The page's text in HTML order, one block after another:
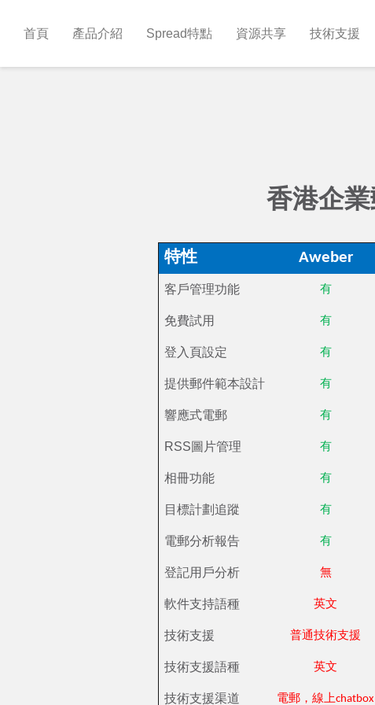
首頁 產品介紹 Spread特點 資源共享 技術支援
香港企
特性 Aweber
客戶管理功能 有
免費試用 有
登入頁設定 有
提供郵件範本設計 有
響應式電郵 有
RSS圖片管理 有
相冊功能 有
目標計劃追蹤 有
電郵分析報告 有
登記用戶分析 無
軟件支持語種 英文
技術支援 普通技術支援
技術支援語種 英文
技術支援渠道 電郵，線上chatbox